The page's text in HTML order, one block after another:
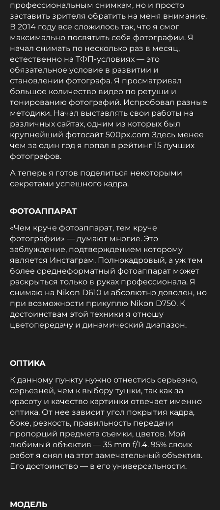
профессиональным снимкам, но и просто
заставить зрителя обратить на меня внимание.
В 2014 году все сложилось так, что я смог
максимально посвятить себя фотографии. Я
начал снимать по несколько раз в месяц,
естественно на ТФП-условиях — это
обязательное условие в развитии и
становлении фотографа. Я просматривал
большое количество видео по ретуши и
тонированию фотографий. Испробовал разные
методики. Начал выставлять свои работы на
различных сайтах, одним из которых был
крупнейший фотосайт 500px.com Здесь менее
чем за один год я попал в рейтинг 15 лучших
фотографов.
А теперь я готов поделиться некоторыми
секретами успешного кадра.
ФОТОАППАРАТ
«Чем круче фотоаппарат, тем круче
фотографии» — думают многие. Это
заблуждение, подтверждением которому
является Инстаграм. Полнокадровый, а уж тем
более среднеформатный фотоаппарат может
раскрыться только в руках профессионала. Я
снимаю на Nikon D610 и абсолютно доволен, но
при возможности прикуплю Nikon D750. К
достоинствам этой техники я отношу
цветопередачу и динамический диапазон.
ОПТИКА
К данному пункту нужно отнестись серьезно,
серьезней, чем к выбору тушки, так как за
красоту и качество картинки отвечает именно
оптика. От нее зависит угол покрытия кадра,
боке, резкость, правильность передачи
пропорций предмета съемки, цветов. Мой
любимый объектив — 35 mm f/1.4. 95% своих
работ я снял на этот замечательный объектив.
Его достоинство — в его универсальности.
МОДЕЛЬ